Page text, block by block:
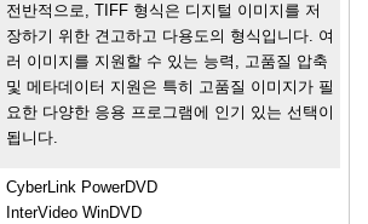
전반적으로, TIFF 형식은 디지털 이미지를 저
장하기 위한 견고하고 다용도의 형식입니다. 여
러 이미지를 지원할 수 있는 능력, 고품질 압축
및 메타데이터 지원은 특히 고품질 이미지가 필
요한 다양한 응용 프로그램에 인기 있는 선택이
됩니다.
CyberLink PowerDVD
InterVideo WinDVD